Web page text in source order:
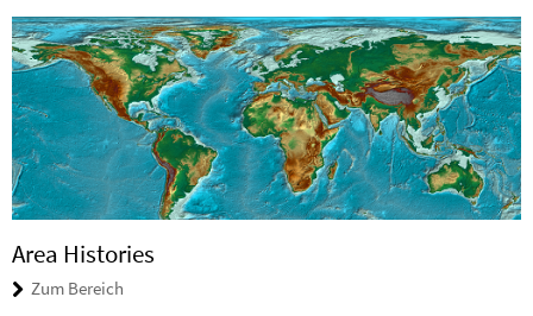
Area Histories
Zum Bereich